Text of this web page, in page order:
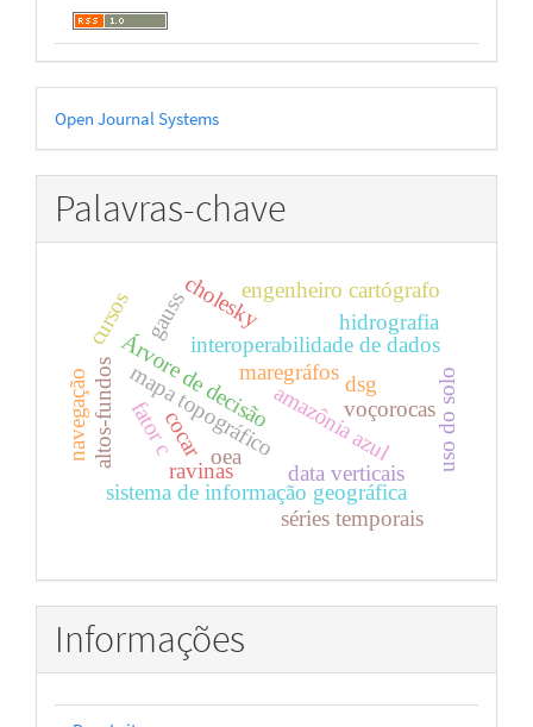
Desenvolvido
por
Open Journal Systems
Palavras-chave
data verticais
amazônia azul
voçorocas
ravinas uso do solo
sistema de informação geográfica
Árvore de decisão
interoperabilidade de dados
mapa topográfico
séries temporais
maregráfos
hidrografia
altos-fundos
navegação cocar
dsg
fator c
gausscholesky
oea
cursos engenheiro cartógrafo
Informações